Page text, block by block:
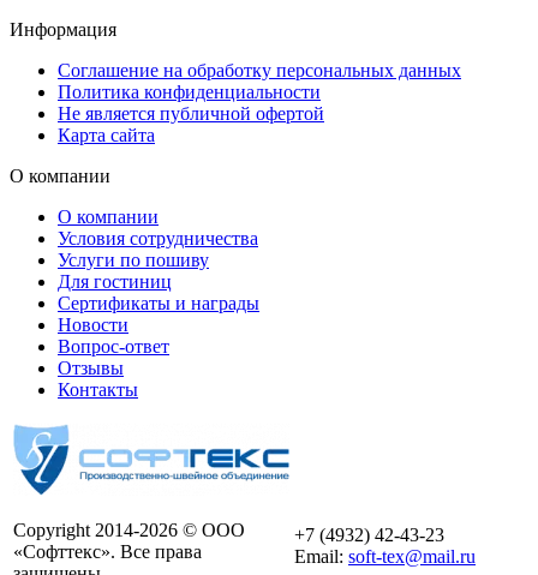
Информация
Соглашение на обработку персональных данных
Политика конфиденциальности
Не является публичной офертой
Карта сайта
О компании
О компании
Условия сотрудничества
Услуги по пошиву
Для гостиниц
Сертификаты и награды
Новости
Вопрос-ответ
Отзывы
Контакты
Copyright 2014-2026 © ООО
«Софттекс». Все права
+7 (4932) 42-43-23
Email: soft-tex@mail.ru